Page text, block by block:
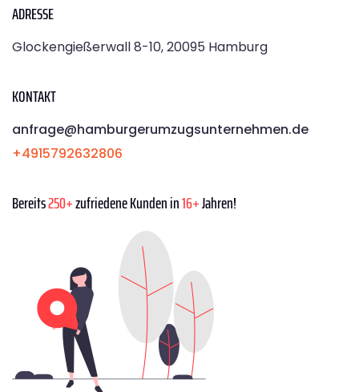
ADRESSE
Glockengießerwall 8-10, 20095 Hamburg
KONTAKT
anfrage@hamburgerumzugsunternehmen.de
+4915792632806
Bereits250+zufriedene Kunden in16+Jahren!